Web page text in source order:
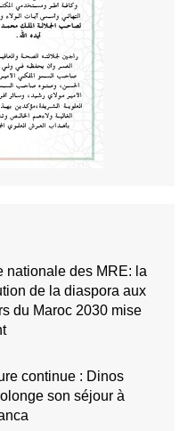
nationale des MRE: la
de la diaspora aux
du Maroc 2030 mise
continue : Dinos
son séjour à